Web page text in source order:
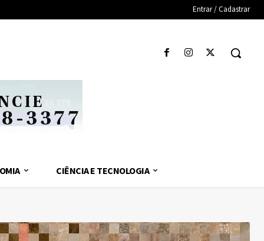
Entrar / Cadastrar
CIÊNCIA E TECNOLOGIA